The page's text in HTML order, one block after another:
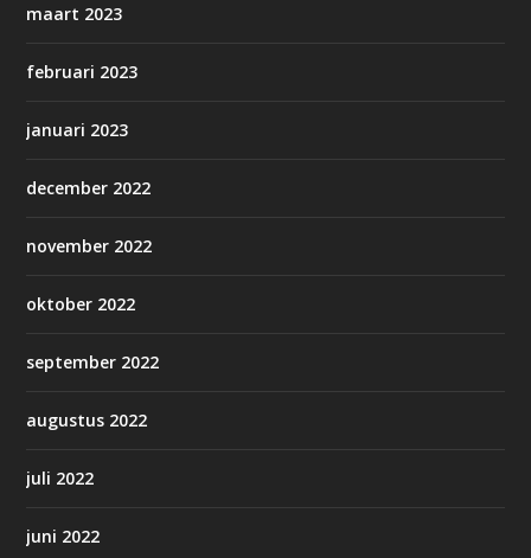
maart 2023
februari 2023
januari 2023
december 2022
november 2022
oktober 2022
september 2022
augustus 2022
juli 2022
juni 2022